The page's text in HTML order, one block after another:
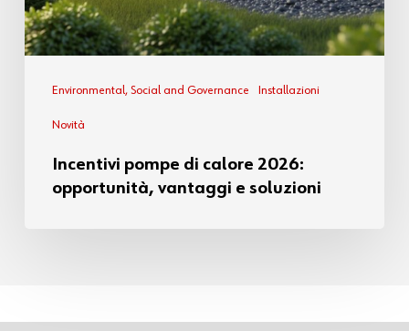
Environmental, Social and Governance Installazioni
Novità
Incentivi pompe di calore 2026:
opportunità, vantaggi e soluzioni